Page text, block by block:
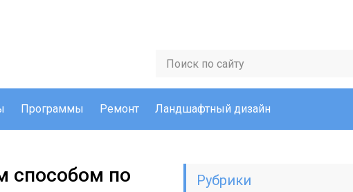
Программы Ремонт Ландшафтный дизайн
способом по
Рубрики